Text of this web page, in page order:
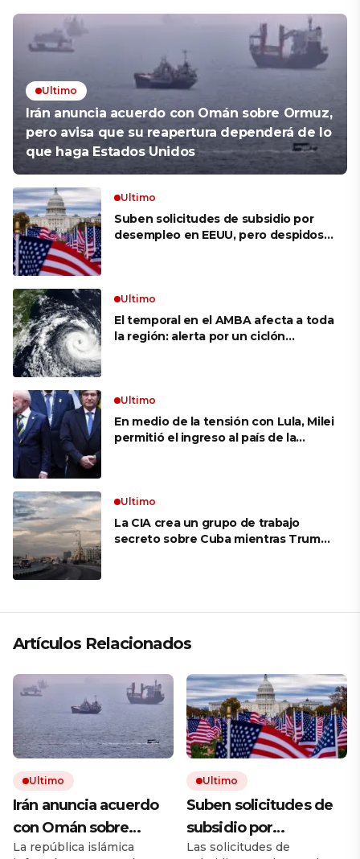
Ultimo
Irán anuncia acuerdo con Omán sobre Ormuz,
pero avisa que su reapertura dependerá de lo
que haga Estados Unidos
Ultimo
Suben solicitudes de subsidio por
desempleo en EEUU, pero despidos
Ultimo
El temporal en el AMBA afecta a toda
la región: alerta por un ciclón
Ultimo
En medio de la tensión con Lula, Milei
permitió el ingreso al país de la
Ultimo
La CIA crea un grupo de trabajo
secreto sobre Cuba mientras Trump
Artículos Relacionados
Ultimo
Irán anuncia acuerdo
con Omán sobre
Ormuz, pero avisa que
La república islámica
Ultimo
Suben solicitudes de
subsidio por
desempleo en EEUU,
Las solicitudes de